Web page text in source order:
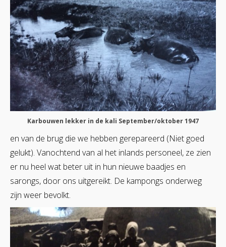
Karbouwen lekker in de kali September/oktober 1947
en van de brug die we hebben gerepareerd (Niet goed
gelukt). Vanochtend van al het inlands personeel, ze zien
er nu heel wat beter uit in hun nieuwe baadjes en
sarongs, door ons uitgereikt. De kampongs onderweg
zijn weer bevolkt.